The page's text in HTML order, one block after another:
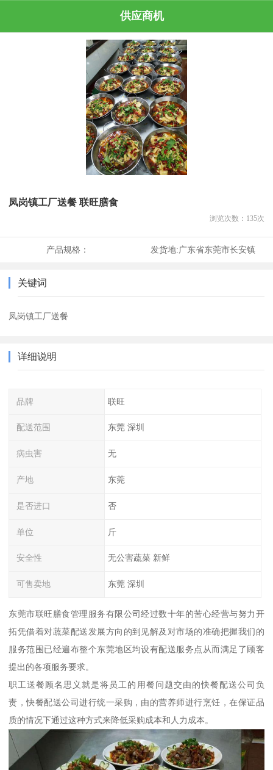
供应商机
凤岗镇工厂送餐 联旺膳食
浏览次数： 135次
产品规格： 发货地:广东省东莞市长安镇
关键词
凤岗镇工厂送餐
详细说明
品牌 联旺
配送范围 东莞 深圳
病虫害 无
产地 东莞
是否进口 否
单位 斤
安全性 无公害蔬菜 新鲜
可售卖地 东莞 深圳
东莞市联旺膳食管理服务有限公司经过数十年的苦心经营与努力开
拓凭借着对蔬菜配送发展方向的到见解及对市场的准确把握我们的
服务范围已经遍布整个东莞地区均设有配送服务点从而满足了顾客
提出的各项服务要求。
职工送餐顾名思义就是将员工的用餐问题交由的快餐配送公司负
责，快餐配送公司进行统一采购，由的营养师进行烹饪，在保证品
质的情况下通过这种方式来降低采购成本和人力成本。